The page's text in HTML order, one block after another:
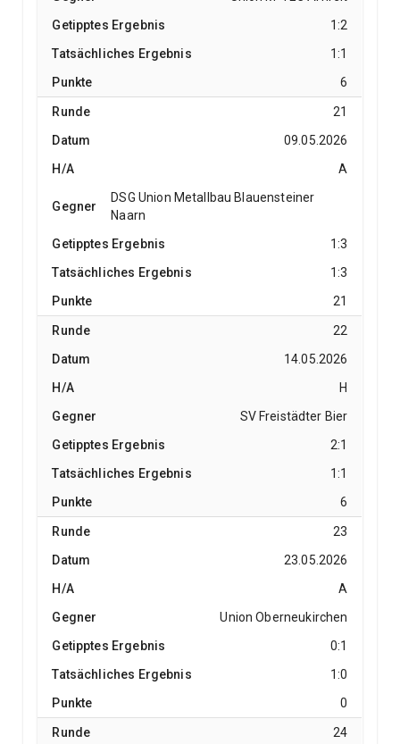
1:2
1:1
6
21
09.05.2026
A
DSG Union Metallbau Blauensteiner
Naarn
1:3
1:3
21
22
14.05.2026
H
SV Freistädter Bier
2:1
1:1
6
23
23.05.2026
A
Union Oberneukirchen
0:1
1:0
0
24